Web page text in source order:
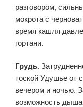
разговором,
мокрота с
время кашля
гортани.
Грудь.
тоской Удушье от
вечером и ночью.
возможность